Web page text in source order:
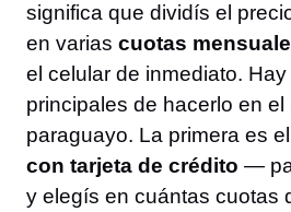
significa que dividís el
en varias cuotas
el celular de inmediato.
principales de hacerlo en el
paraguayo. La primera es el
con tarjeta de crédito —
y elegís en cuántas cuotas